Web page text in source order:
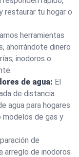
restaurar tu hogar o
herramientas
ahorrándote dinero
inodoros o
de agua: El
de distancia.
agua para hogares
modelos de gas y
de
arreglo de inodoros